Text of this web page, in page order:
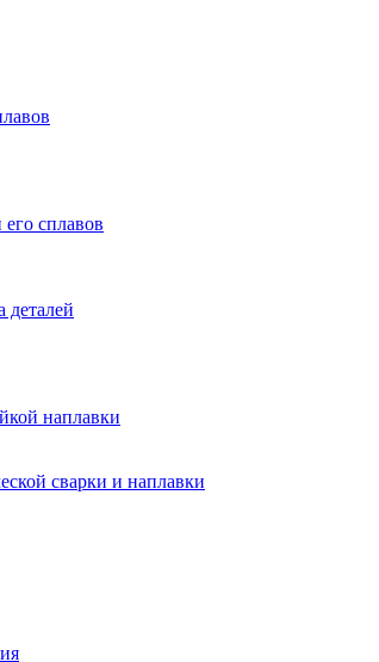
сплавов
деталей
наплавки
сварки и наплавки